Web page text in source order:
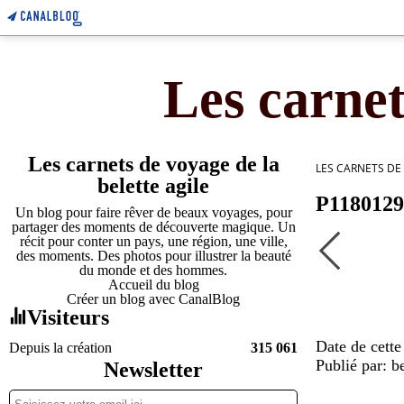
Les
Les carnets de voyage de la
belette agile
Un blog pour faire rêver de beaux voyages, pour
partager des moments de découverte magique. Un
récit pour conter un pays, une région, une ville,
des moments. Des photos pour illustrer la beauté
du monde et des hommes.
Accueil du blog
Créer un blog avec CanalBlog
Visiteurs
Depuis la création 315 061
Newsletter
LES CARNETS
P1180129
Date de
Publié par: